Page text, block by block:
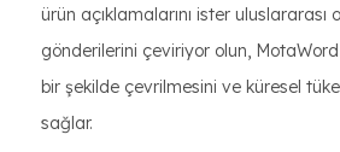
ürün açıklamalarını ister
gönderilerini çeviriyor olun,
bir şekilde çevrilmesini ve küresel
sağlar.